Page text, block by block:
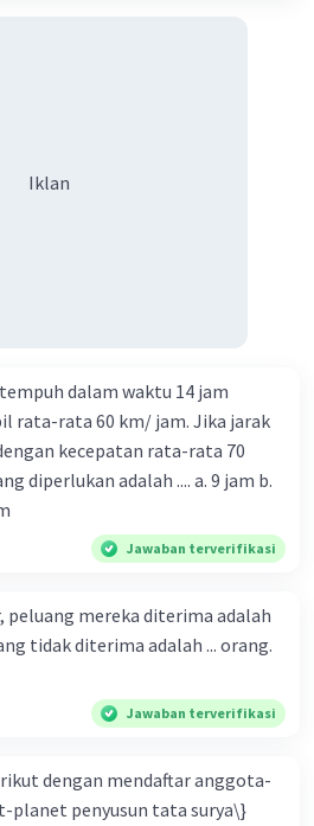
Iklan
dalam waktu 14 jam
rata-rata 60 km/ jam. Jika jarak
kecepatan rata-rata 70
adalah .... a. 9 jam b.
Jawaban terverifikasi
peluang mereka diterima adalah
tidak diterima adalah ... orang.
Jawaban terverifikasi
dengan mendaftar anggota-
planet penyusun tata surya\}